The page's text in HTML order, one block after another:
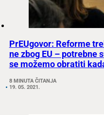
PrEUgovor: Reforme
ne zbog EU – potrebne
se možemo obratiti
8 MINUTA ČITANJA
19. 05. 2021.